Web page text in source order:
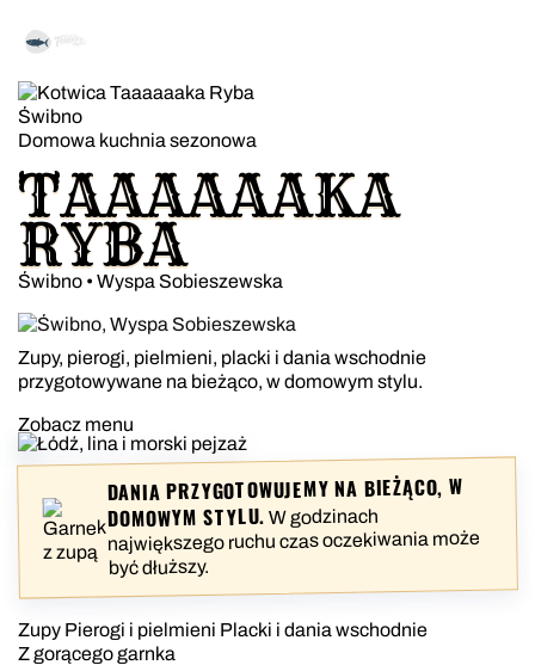
Świbno
Domowa kuchnia sezonowa
TAAAAAAKA
RYBA
Świbno • Wyspa Sobieszewska
Zupy, pierogi, pielmieni, placki i dania wschodnie
przygotowywane na bieżąco, w domowym stylu.
Zobacz menu
DANIA PRZYGOTOWUJEMY NA BIEŻĄCO, W
DOMOWYM STYLU. W godzinach
największego ruchu czas oczekiwania może
być dłuższy.
Zupy Pierogi i pielmieni Placki i dania wschodnie
Z gorącego garnka